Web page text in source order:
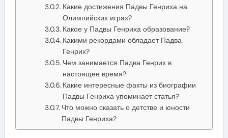
Какие достижения Падвы Генриха на
Олимпийских играх?
Какое у Падвы Генриха образование?
Какими рекордами обладает Падва
Генрих?
Чем занимается Падва Генрих в
настоящее время?
Какие интересные факты из биографии
Падвы Генриха упоминает статья?
Что можно сказать о детстве и юности
Падвы Генриха?